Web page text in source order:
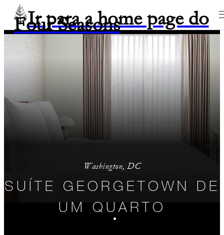
Ir para a home page do
Four Seasons
Washington, DC
SUÍTE GEORGETOWN DE
UM QUARTO